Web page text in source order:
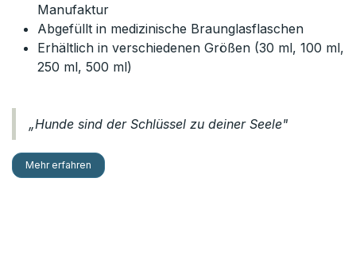
Manufaktur
Abgefüllt in medizinische Braunglasflaschen
Erhältlich in verschiedenen Größen (30 ml, 100 ml,
250 ml, 500 ml)
„Hunde sind der Schlüssel zu deiner Seele"
Mehr erfahren